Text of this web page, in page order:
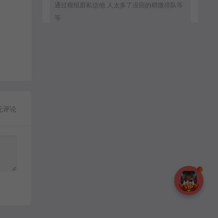
评论
通过模组群私信他 人太多了没回的稍微排队等
等